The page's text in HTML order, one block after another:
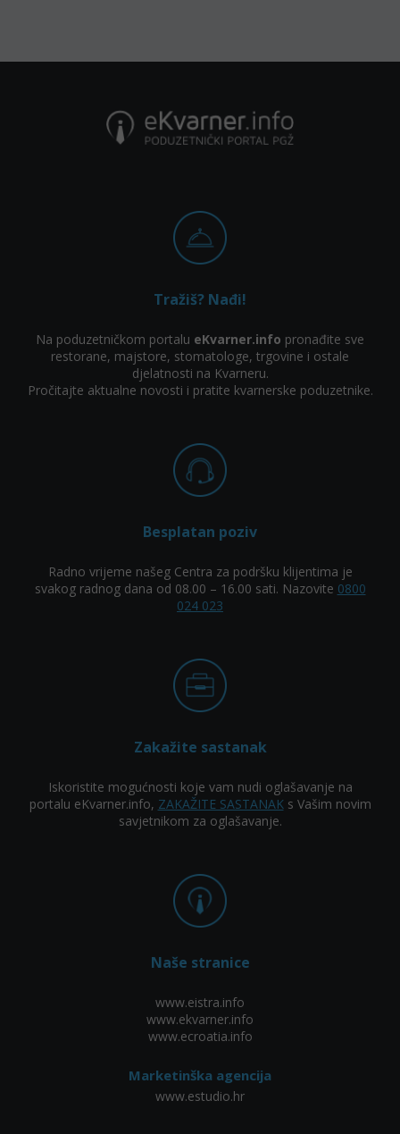
Tražiš? Nađi!
Na poduzetničkom portalu eKvarner.info pronađite sve
restorane, majstore, stomatologe, trgovine i ostale
djelatnosti na Kvarneru.
Pročitajte aktualne novosti i pratite kvarnerske poduzetnike.
Besplatan poziv
Radno vrijeme našeg Centra za podršku klijentima je
svakog radnog dana od 08.00 – 16.00 sati. Nazovite 0800
024 023
Zakažite sastanak
Iskoristite mogućnosti koje vam nudi oglašavanje na
portalu eKvarner.info, ZAKAŽITE SASTANAKs Vašim novim
savjetnikom za oglašavanje.
Naše stranice
www.eistra.info
www.ekvarner.info
www.ecroatia.info
Marketinška agencija
www.estudio.hr